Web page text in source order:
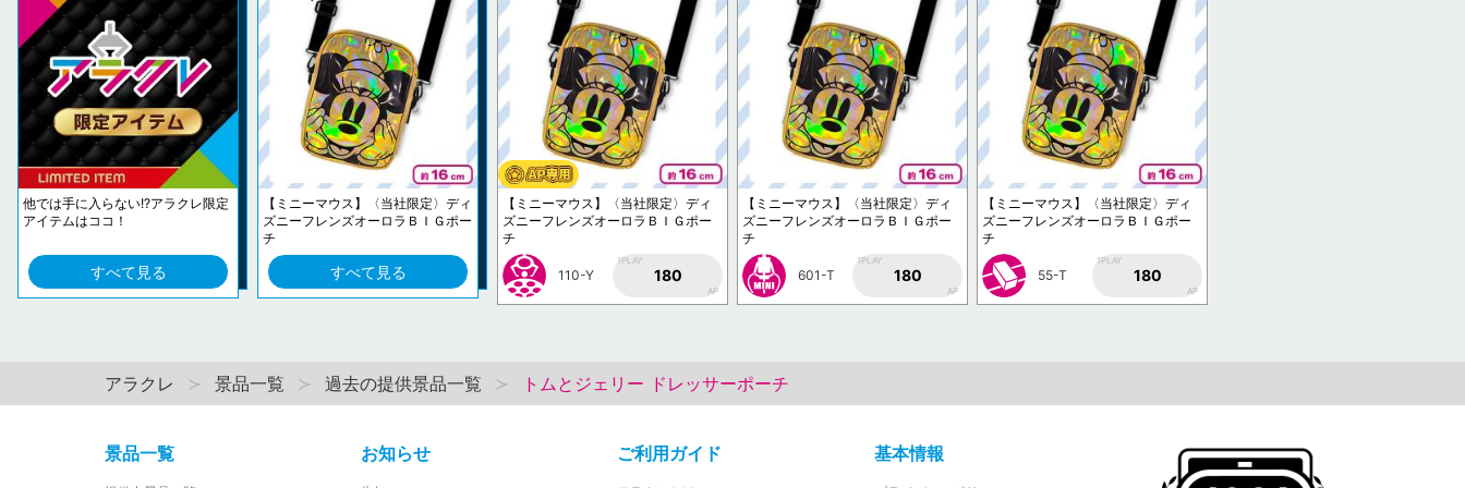
他では手に入らない!?アラクレ限定
アイテムはココ！
すべて見る
【ミニーマウス】〈当社限定〉ディ
ズニーフレンズオーロラＢＩＧポー
チ
すべて見る
【ミニーマウス】〈当社限定〉ディ
ズニーフレンズオーロラＢＩＧポー
チ
110-Y
1PLAY
180
AP
【ミニーマウス】〈当社限定〉ディ
ズニーフレンズオーロラＢＩＧポー
チ
601-T
1PLAY
180
AP
【ミニーマウス】〈当社限定〉ディ
ズニーフレンズオーロラＢＩＧポー
チ
55-T
1PLAY
180
AP
アラクレ 景品一覧 過去の提供景品一覧 トムとジェリー ドレッサーポーチ
景品一覧 お知らせ ご利用ガイド 基本情報